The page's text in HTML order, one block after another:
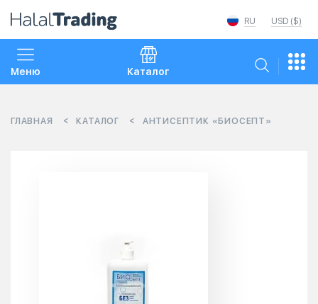
USD ($)
RU
Меню Каталог
ГЛАВНАЯ КАТАЛОГ АНТИСЕПТИК «БИОСЕПТ»